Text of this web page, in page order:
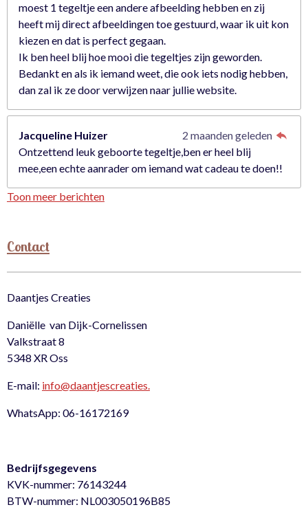
moest 1 tegeltje een andere afbeelding hebben en zij
heeft mij direct afbeeldingen toe gestuurd, waar ik uit kon
kiezen en dat is perfect gegaan.
Ik ben heel blij hoe mooi die tegeltjes zijn geworden.
Bedankt en als ik iemand weet, die ook iets nodig hebben,
dan zal ik ze door verwijzen naar jullie website.
Jacqueline Huizer
2 maanden geleden
Ontzettend leuk geboorte tegeltje,ben er heel blij
mee,een echte aanrader om iemand wat cadeau te doen!!
Toon meer berichten
Contact
Daantjes Creaties
Daniëlle van Dijk-Cornelissen
Valkstraat 8
5348 XR Oss
E-mail: info@daantjescreaties.
WhatsApp: 06-16172169
Bedrijfsgegevens
KVK-nummer: 76143244
BTW-nummer: NL003050196B85